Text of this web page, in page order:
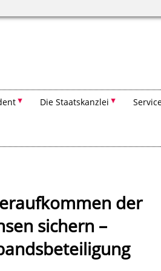
Die Staatskanzlei
der
sichern –